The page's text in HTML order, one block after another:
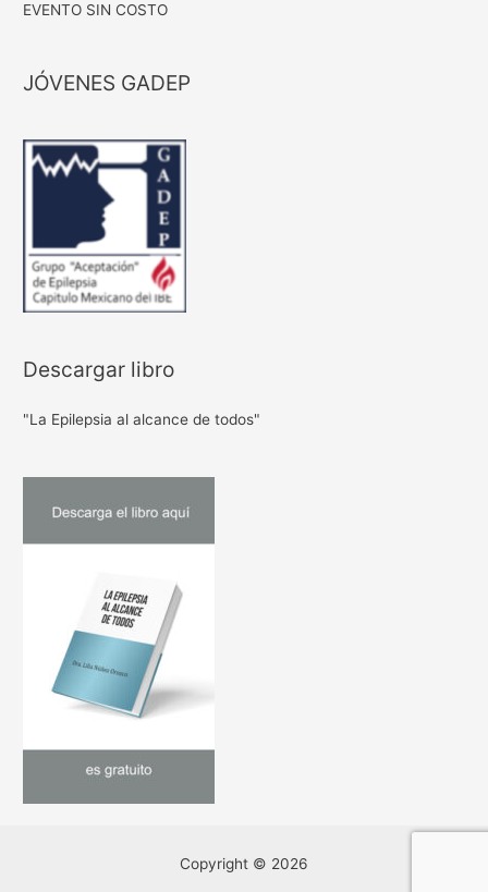
EVENTO SIN COSTO
JÓVENES GADEP
Descargar libro
"La Epilepsia al alcance de todos"
Copyright © 2026